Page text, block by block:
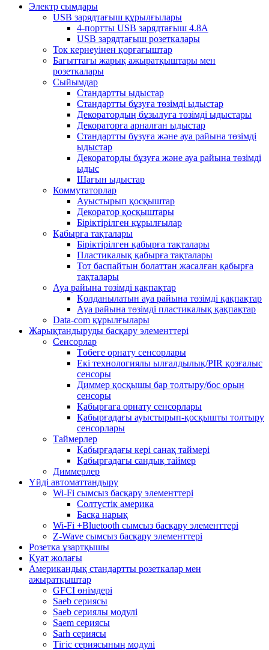
Электр сымдары
USB зарядтағыш құрылғылары
4-портты USB зарядтағыш 4.8A
USB зарядтағыш розеткалары
Ток кернеуінен қорғағыштар
Бағыттағы жарық ажыратқыштары мен
розеткалары
Сыйымдар
Стандартты ыдыстар
Стандартты бұзуға төзімді ыдыстар
Декоратордың бұзылуға төзімді ыдыстары
Декораторға арналған ыдыстар
Стандартты бұзуға және ауа райына төзімді
ыдыстар
Декораторды бұзуға және ауа райына төзімді
ыдыс
Шағын ыдыстар
Коммутаторлар
Ауыстырып қосқыштар
Декоратор қосқыштары
Біріктірілген құрылғылар
Қабырға тақталары
Біріктірілген қабырға тақталары
Пластикалық қабырға тақталары
Тот баспайтын болаттан жасалған қабырға
тақталары
Ауа райына төзімді қақпақтар
Қолданылатын ауа райына төзімді қақпақтар
Ауа райына төзімді пластикалық қақпақтар
Data-com құрылғылары
Жарықтандыруды басқару элементтері
Сенсорлар
Төбеге орнату сенсорлары
Екі технологиялы ылғалдылық/PIR қозғалыс
сенсоры
Диммер қосқышы бар толтыру/бос орын
сенсоры
Қабырғаға орнату сенсорлары
Қабырғадағы ауыстырып-қосқышты толтыру
сенсорлары
Таймерлер
Қабырғадағы кері санақ таймері
Қабырғадағы сандық таймер
Диммерлер
Үйді автоматтандыру
Wi-Fi сымсыз басқару элементтері
Солтүстік америка
Басқа нарық
Wi-Fi +Bluetooth сымсыз басқару элементтері
Z-Wave сымсыз басқару элементтері
Розетка ұзартқышы
Қуат жолағы
Американдық стандартты розеткалар мен
ажыратқыштар
GFCI өнімдері
Saeb сериясы
Saeb сериялы модулі
Saem сериясы
Sarh сериясы
Тігіс сериясының модулі